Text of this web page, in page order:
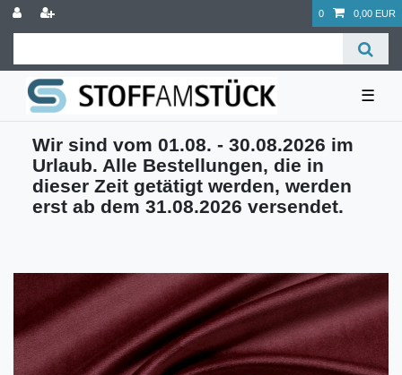
0 0,00 EUR
☰
Wir sind vom 01.08. - 30.08.2026 im
Urlaub. Alle Bestellungen, die in
dieser Zeit getätigt werden, werden
erst ab dem 31.08.2026 versendet.